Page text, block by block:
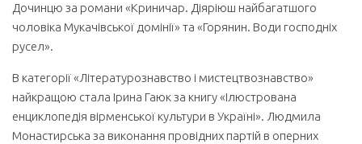
Дочинцю за романи «Криничар. Діяріюш найбагатшого
чоловіка Мукачівської домінії» та «Горянин. Води господніх
русел».
В категорії «Літературознавство і мистецтвознавство»
найкращою стала Ірина Гаюк за книгу «Ілюстрована
енциклопедія вірменської культури в Україні». Людмила
Монастирська за виконання провідних партій в оперних